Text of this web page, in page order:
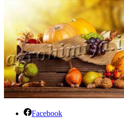
Facebook